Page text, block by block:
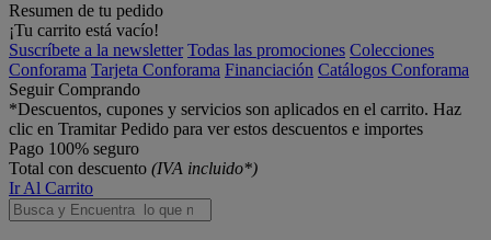
Resumen de tu pedido
¡Tu carrito está vacío!
Suscríbete a la newsletter Todas las promociones Colecciones
Conforama Tarjeta Conforama Financiación Catálogos Conforama
Seguir Comprando
*Descuentos, cupones y servicios son aplicados en el carrito. Haz
clic en Tramitar Pedido para ver estos descuentos e importes
Pago 100% seguro
Total con descuento (IVA incluido*)
Ir Al Carrito